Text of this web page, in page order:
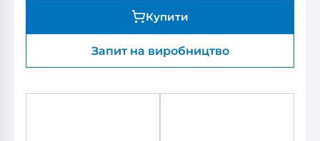
Купити
Запит на виробництво